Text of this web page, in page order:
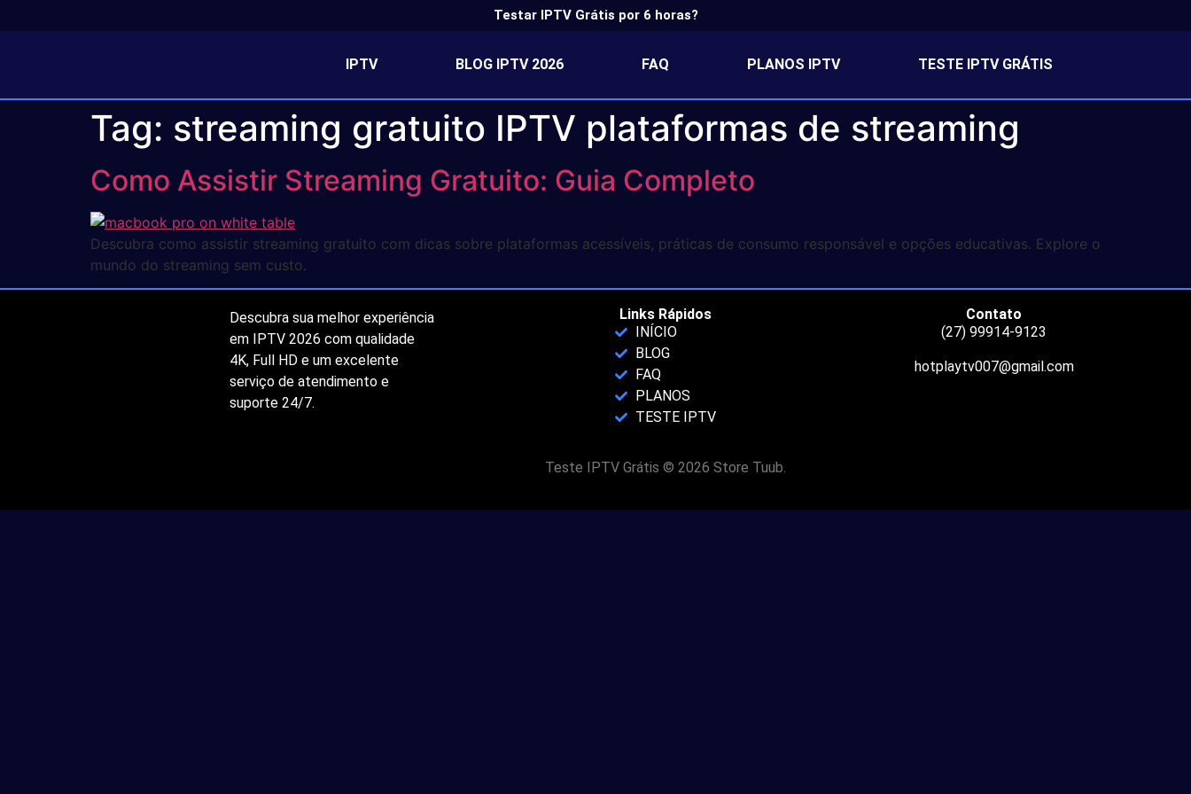
Testar IPTV Grátis por 6 horas?
IPTV BLOG IPTV 2026 FAQ PLANOS IPTV TESTE IPTV GRÁTIS
Tag: streaming gratuito IPTV plataformas de streaming
Como Assistir Streaming Gratuito: Guia Completo
Descubra como assistir streaming gratuito com dicas sobre plataformas acessíveis, práticas de consumo responsável e opções educativas. Explore o
mundo do streaming sem custo.
Descubra sua melhor experiência
em IPTV 2026 com qualidade
4K, Full HD e um excelente
serviço de atendimento e
suporte 24/7.
Links Rápidos
INÍCIO
BLOG
FAQ
PLANOS
TESTE IPTV
Teste IPTV Grátis © 2026 Store Tuub.
Contato
(27) 99914-9123
hotplaytv007@gmail.com